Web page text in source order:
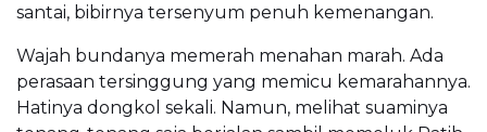
santai, bibirnya tersenyum penuh kemenangan.
Wajah bundanya memerah menahan marah. Ada
perasaan tersinggung yang memicu kemarahannya.
Hatinya dongkol sekali. Namun, melihat suaminya